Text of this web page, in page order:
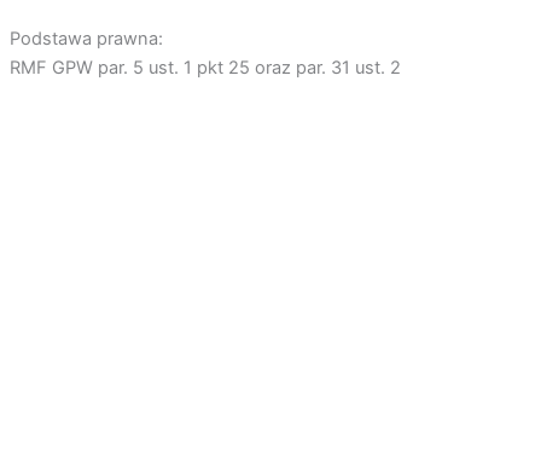
Podstawa prawna:
RMF GPW par. 5 ust. 1 pkt 25 oraz par. 31 ust. 2